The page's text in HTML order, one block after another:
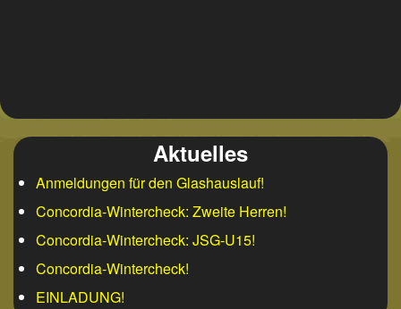
Aktuelles
Anmeldungen für den Glashauslauf!
Concordia-Wintercheck: Zweite Herren!
Concordia-Wintercheck: JSG-U15!
Concordia-Wintercheck!
EINLADUNG!